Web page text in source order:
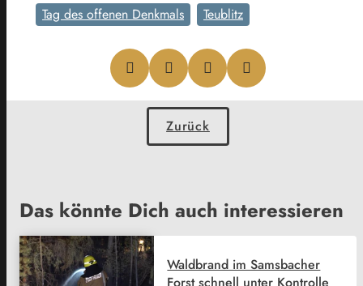
Tag des offenen Denkmals
Teublitz
Zurück
Das könnte Dich auch interessieren
Waldbrand im Samsbacher
Forst schnell unter Kontrolle